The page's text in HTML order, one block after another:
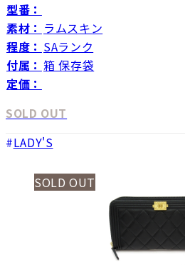
型番：
素材： ラムスキン
程度： SAランク
付属： 箱 保存袋
定価：
SOLD OUT
LADY'S
SOLD OUT